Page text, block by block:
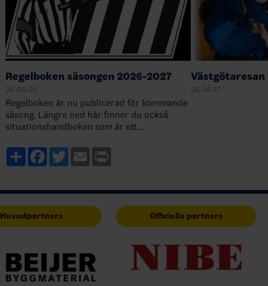
Regelboken säsongen 2026-2027
26-06-26
Regelboken är nu publicerad för kommande
säsong. Längre ned här finner du också
situationshandboken som är ett
årets sommarfrågor nedan till dig som vill
utman…
Västgötaresan
26-06-17
ShareFacebook
TwitterEmail
Huvudpartners Officiella partners